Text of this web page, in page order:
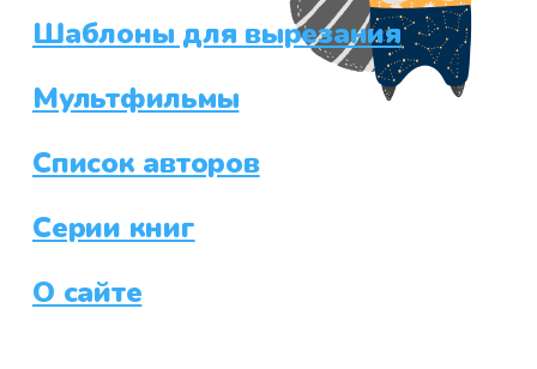
Шаблоны для вырезания
Мультфильмы
Список авторов
Серии книг
О сайте